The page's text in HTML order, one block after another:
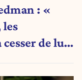
: «
les
de lui